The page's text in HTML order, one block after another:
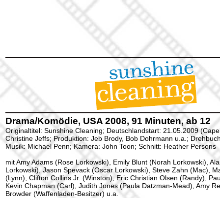
Drama/Komödie, USA 2008, 91 Minuten, ab 12
Originaltitel: Sunshine Cleaning; Deutschlandstart: 21.05.2009
Christine Jeffs; Produktion: Jeb Brody, Bob Dohrmann u.a.;
Musik: Michael Penn; Kamera: John Toon; Schnitt: Heather Persons
mit Amy Adams (Rose Lorkowski), Emily Blunt (Norah Lorkowski),
Lorkowski), Jason Spevack (Oscar Lorkowski), Steve Zahn (Mac),
(Lynn), Clifton Collins Jr. (Winston), Eric Christian Olsen (Randy),
Kevin Chapman (Carl), Judith Jones (Paula Datzman-Mead), Amy
Browder (Waffenladen-Besitzer) u.a.